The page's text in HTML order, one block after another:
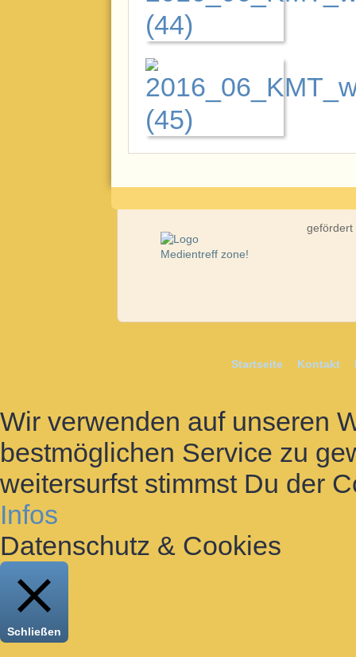
gefördert
Startseite Kontakt
Wir verwenden auf unseren
bestmöglichen Service zu
weitersurfst stimmst Du der
Infos
Datenschutz & Cookies
Schließen